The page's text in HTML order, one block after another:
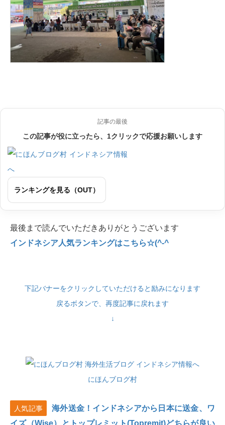
記事の最後
この記事が役に立ったら、1クリックで応援お願いします
ランキングを見る（OUT）
最後まで読んでいただきありがとうございます
インドネシア人気ランキングはこちら☆(^-^
下記バナーをクリックしていただけると励みになります
戻るボタンで、再度記事に戻れます
↓
にほんブログ村
人気記事
海外送金！インドネシアから日本に送金、ワ
イズ（Wise）とトップレミット(Topremit)どちらが良い